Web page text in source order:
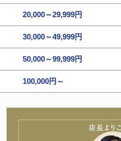
20,000～29,999円
30,000～49,999円
50,000～99,999円
100,000円～